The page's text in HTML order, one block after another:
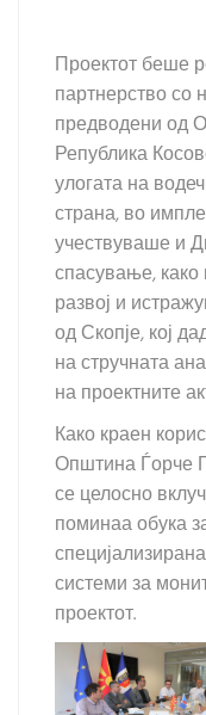
Проектот беше
партнерство со
предводени од
Република
улогата на
страна, во
учествуваше и
спасување, како
развој и
од Скопје, кој
на стручната
на проектните
Како краен
Општина Ѓорче
се целосно
поминаа обука
системи за
проектот.